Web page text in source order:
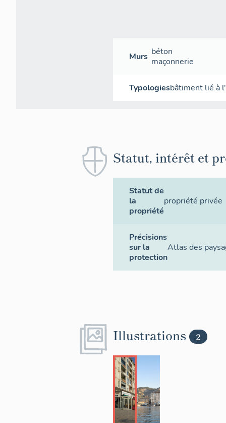
Murs béton
maçonnerie
Typologiesbâtiment lié à
Statut, intérêt et
Statut de
la
propriété
propriété privée
Précisions
sur la
protection
Atlas des
Illustrations 2